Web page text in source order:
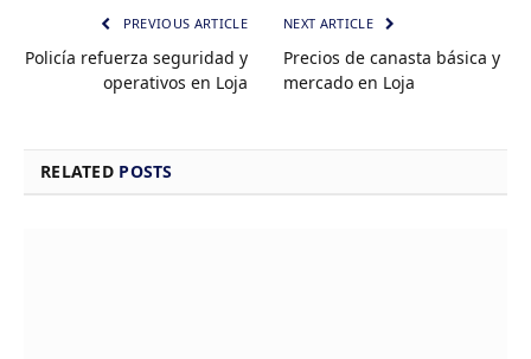
PREVIOUS ARTICLE
Policía refuerza seguridad y
operativos en Loja
NEXT ARTICLE
Precios de canasta básica y
mercado en Loja
RELATED POSTS